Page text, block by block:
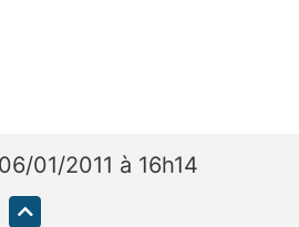
01/2011 à 16h14